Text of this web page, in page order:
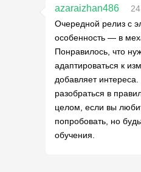
azaraizhan486
Очередной релиз с
особенность — в
Понравилось, что
адаптироваться к
добавляет
разобраться в
целом, если вы
попробовать, но
обучения.